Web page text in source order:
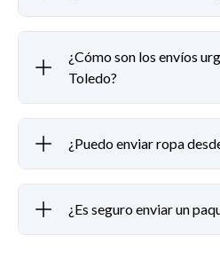
¿Cómo son los envíos
Toledo?
¿Puedo enviar ropa
¿Es seguro enviar un